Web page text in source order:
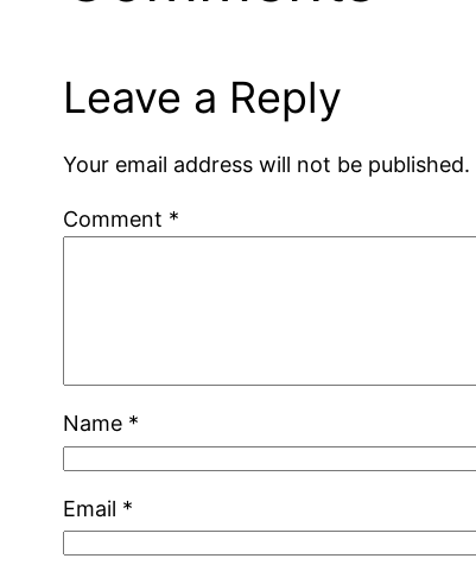
Leave a Reply
Your email address will not be published.
Comment *
Name *
Email *